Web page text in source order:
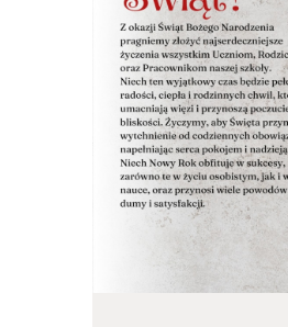
UCZNIOWIE
KANDYDACI
RODZICE
WYDARZENIA
KONTAKT